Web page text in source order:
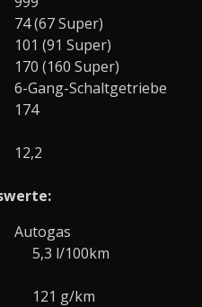
74 (67 Super)
101 (91 Super)
170 (160 Super)
6-Gang-Schaltgetriebe
174
12,2
Autogas
5,3 l/100km
121 g/km